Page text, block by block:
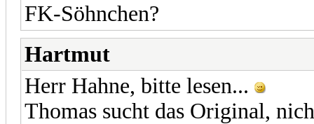
FK-Söhnchen?
Hartmut
Herr Hahne, bitte lesen...
Thomas sucht das Original,